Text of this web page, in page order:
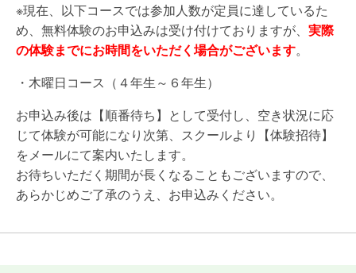
※現在、以下コースでは参加人数が定員に達しているた
め、無料体験のお申込みは受け付けておりますが、 実際
の体験までにお時間をいただく場合がございます。
・木曜日コース（４年生～６年生）
お申込み後は【順番待ち】として受付し、空き状況に応
じて体験が可能になり次第、スクールより【体験招待】
をメールにて案内いたします。
お待ちいただく期間が長くなることもございますので、
あらかじめご了承のうえ、お申込みください。